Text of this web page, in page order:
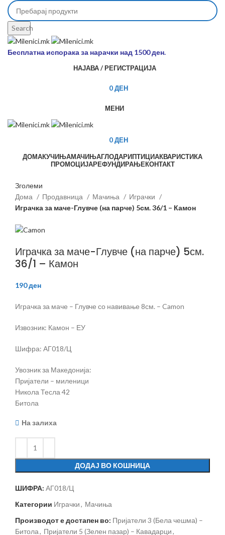
Search
Бесплатна испорака за нарачки над 1500 ден.
НАЈАВА / РЕГИСТРАЦИЈА
0ДЕН
МЕНИ
0ДЕН
ДОМАКУЧИЊАМАЧИЊАГЛОДАРИПТИЦИАКВАРИСТИКА
ПРОМОЦИЈАРЕФУНДИРАЊЕКОНТАКТ
Зголеми
Дома
Продавница Мачиња
Играчки
Играчка за маче-Глувче (на парче) 5см. 36/1 – Камон
Играчка за маче-Глувче (на парче) 5см.
36/1 – Камон
190ден
Играчка за маче – Глувче со навивање 8см. – Camon
Извозник: Камон – ЕУ
Шифра: АГ018/Ц
Увозник за Македонија:
Пријатели – миленици
Никола Тесла 42
Битола
На залиха
ДОДАЈ ВО КОШНИЦА
ШИФРА: АГ018/Ц
Категории Играчки, Мачиња
Производот е достапен во: Пријатели 3 (Бела чешма) –
Битола, Пријатели 5 (Зелен пазар) – Кавадарци,